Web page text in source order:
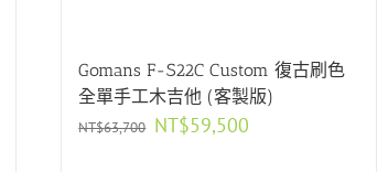
Gomans F-S22C Custom 復古刷色
全單手工木吉他 (客製版)
NT$63,700 原
NT$59,500